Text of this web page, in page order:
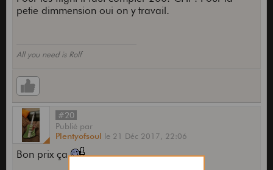
petie dimmension oui on y travail.
All you need is Rolf
#20
Publié par
Plentyofsoul le 21 Déc 2017, 22:06
Bon prix ça